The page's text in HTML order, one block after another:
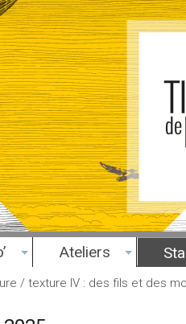
Ateliers
/ texture IV : des fils et des